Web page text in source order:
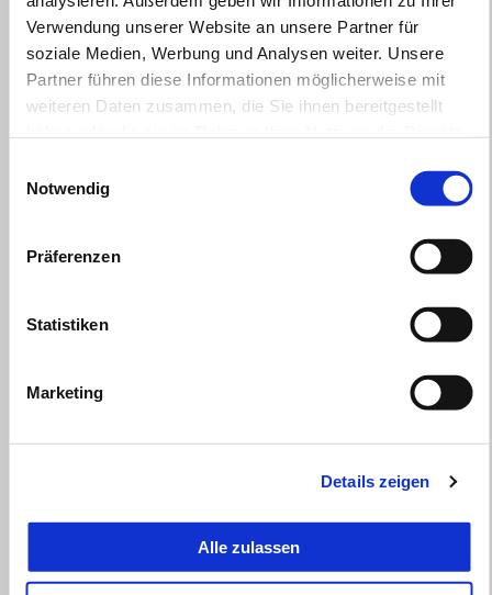
Verwendung unserer Website an unsere Partner für
soziale Medien, Werbung und Analysen weiter. Unsere
Partner führen diese Informationen möglicherweise mit
weiteren Daten zusammen, die Sie ihnen bereitgestellt
Notwendig
Präferenzen
Statistiken
Marketing
Details zeigen
Alle zulassen
aprilia Tuono V4 Touring - AKTION € 17.990
aprilia Tuareg 660 SUPER PREISE